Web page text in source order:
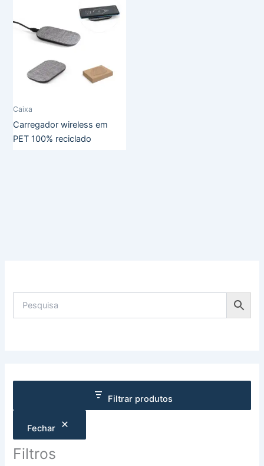
Filtrar produtos
Fechar
Filtros
Caixa
Carregador wireless em
PET 100% reciclado